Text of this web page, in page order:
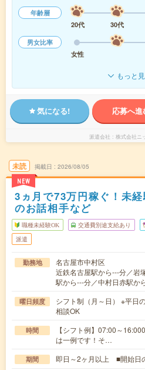
年齢層
20代
30代
男女比率
女性
もっと
気になる! 応募へ進
派遣会社 株式会社ニ
未読
NEW
掲載日 2026/08/05
3ヵ月で73万円稼ぐ！未
のお話相手など
職種未経験OK 交通費別途支給あり
派遣
勤務地
名古屋市中村区
近鉄名古屋駅から---分／岩
駅から---分／中村日赤駅か
曜日頻度
シフト制（月～日） ※平日
相談OK
時間
【シフト例】07:00～
は一例です！そ…
期間 即日～2ヶ月以上 ■開始日